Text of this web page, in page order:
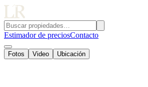
Estimador de preciosContacto
Fotos Video Ubicación